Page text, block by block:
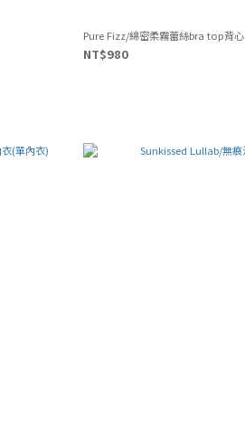
Pure Fizz/綿密柔霧蕾絲bra top背心
NT$980